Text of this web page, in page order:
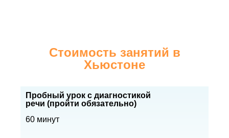
Стоимость занятий в
Хьюстоне
Пробный урок с диагностикой
речи (пройти обязательно)
60 минут